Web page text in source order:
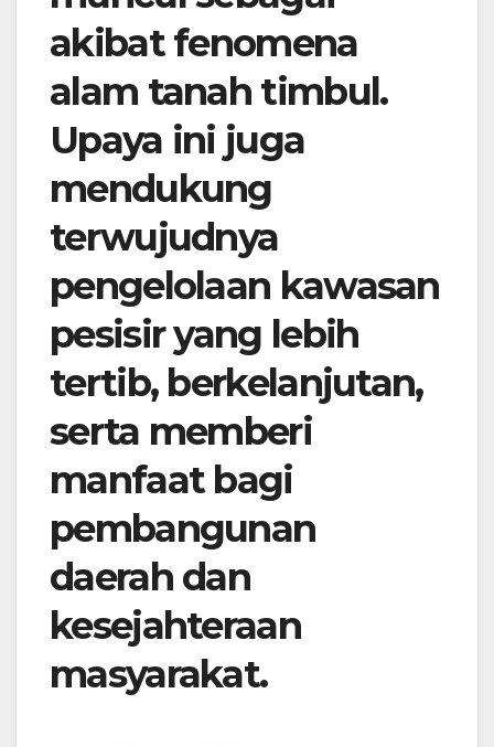
akibat fenomena
alam tanah timbul.
Upaya ini juga
mendukung
terwujudnya
pengelolaan kawasan
pesisir yang lebih
tertib, berkelanjutan,
serta memberi
manfaat bagi
pembangunan
daerah dan
kesejahteraan
masyarakat.